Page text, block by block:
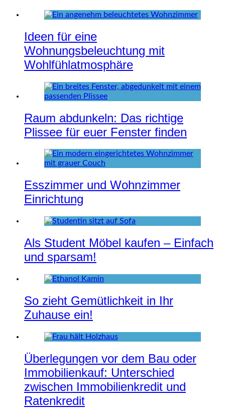
Ideen für eine
Wohnungsbeleuchtung mit
Wohlfühlatmosphäre
Raum abdunkeln: Das richtige
Plissee für euer Fenster finden
Esszimmer und Wohnzimmer
Einrichtung
Als Student Möbel kaufen – Einfach
und sparsam!
So zieht Gemütlichkeit in Ihr
Zuhause ein!
Überlegungen vor dem Bau oder
Immobilienkauf: Unterschied
zwischen Immobilienkredit und
Ratenkredit